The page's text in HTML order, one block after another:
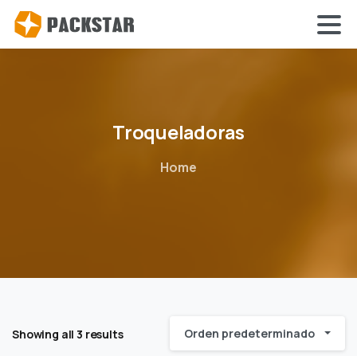
Troqueladoras
Home
Showing all 3 results Orden predeterminado